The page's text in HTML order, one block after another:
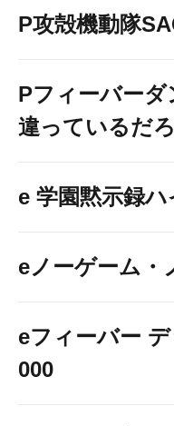
P攻殻機動隊
Pフィーバー
違っているだ
e 学園黙示録
eノーゲーム・
eフィーバー
000